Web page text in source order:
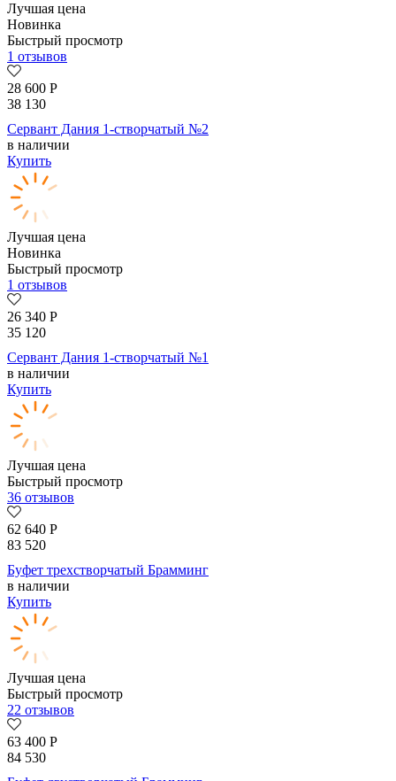
Лучшая цена
Новинка
Быстрый просмотр
1 отзывов
28 600 Р
38 130
Сервант Дания 1-створчатый №2
в наличии
Купить
Лучшая цена
Новинка
Быстрый просмотр
1 отзывов
26 340 Р
35 120
Сервант Дания 1-створчатый №1
в наличии
Купить
Лучшая цена
Быстрый просмотр
36 отзывов
62 640 Р
83 520
Буфет трехстворчатый Брамминг
в наличии
Купить
Лучшая цена
Быстрый просмотр
22 отзывов
63 400 Р
84 530